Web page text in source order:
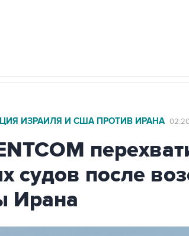
ИЗРАИЛЯ И США ПРОТИВ ИРАНА
судов после
Ирана